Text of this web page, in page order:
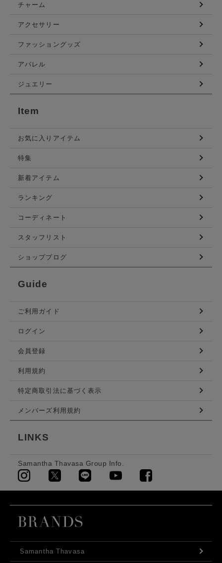
チャーム
アクセサリー
ファッショングッズ
アパレル
ジュエリー
Item
お気に入りアイテム
特集
新着アイテム
ランキング
コーディネート
スタッフリスト
ショップブログ
Guide
ご利用ガイド
ログイン
会員登録
利用規約
特定商取引法に基づく表示
メンバーズ利用規約
LINKS
Samantha Thavasa Group Info.
Samantha Thavasa